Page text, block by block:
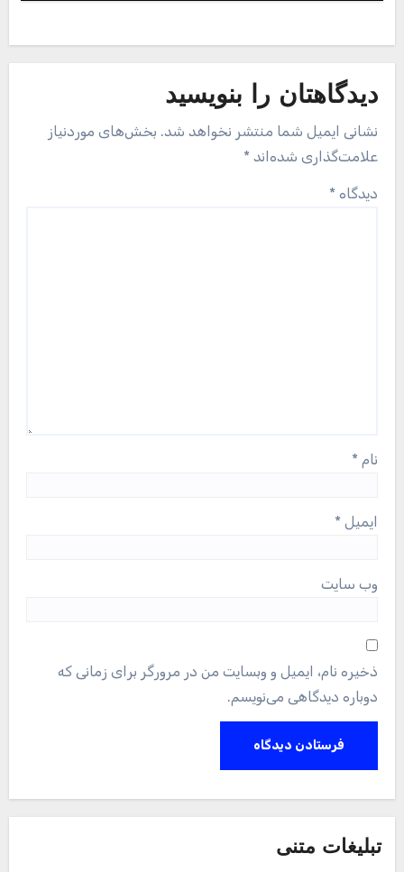
دیدگاهتان را بنویسید
نشانی ایمیل شما منتشر نخواهد شد. بخش‌های موردنیاز
علامت‌گذاری شده‌اند *
دیدگاه *
نام *
ایمیل *
وب‌ سایت
ذخیره نام، ایمیل و وبسایت من در مرورگر برای زمانی که
دوباره دیدگاهی می‌نویسم.
تبلیغات متنی